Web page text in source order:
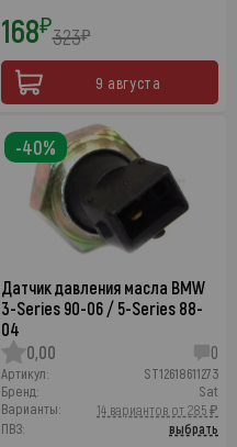
168₽323₽
9 августа
Датчик давления масла BMW
3-Series 90-06 / 5-Series 88-
04
0,00
0
Артикул:
ST12618611273
Бренд:
Sat
Варианты:
14 вариантов от 285 ₽
ПВЗ:
выбрать
-40%